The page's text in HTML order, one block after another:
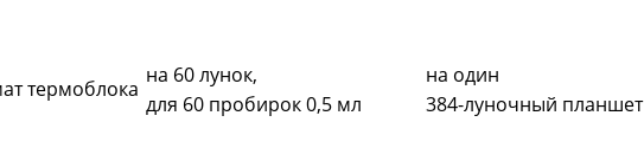
термоблока
на 60 лунок,
для 60 пробирок 0,5 мл
на один
384-луночный планшет